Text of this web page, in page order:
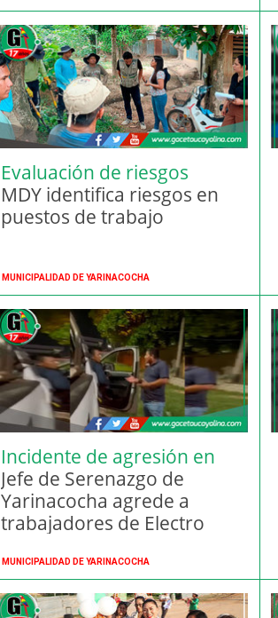
Evaluación de riesgos
laborales
MDY identifica riesgos en
puestos de trabajo
MUNICIPALIDAD DE YARINACOCHA
Incidente de agresión en
Yarinacocha
Jefe de Serenazgo de
Yarinacocha agrede a
trabajadores de Electro
luz en su vivienda
MUNICIPALIDAD DE YARINACOCHA